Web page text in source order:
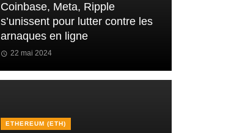
Coinbase, Meta, Ripple
s’unissent pour lutter contre les
arnaques en ligne
22 mai 2024
ETHEREUM (ETH)